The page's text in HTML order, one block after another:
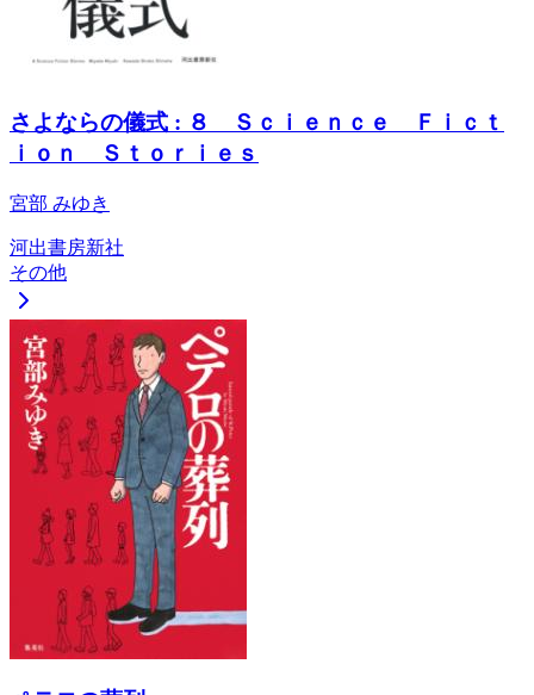
さよならの儀式 : ８ Ｓｃｉｅｎｃｅ Ｆｉｃｔ
ｉｏｎ Ｓｔｏｒｉｅｓ
宮部 みゆき
河出書房新社
その他